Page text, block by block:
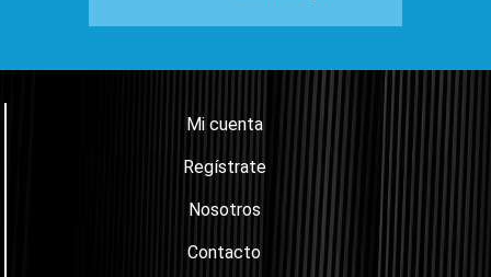
Mi cuenta
Regístrate
Nosotros
Contacto